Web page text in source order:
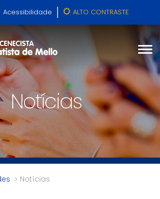
Acessibilidade ALTO CONTRASTE
Notícias
Notícias